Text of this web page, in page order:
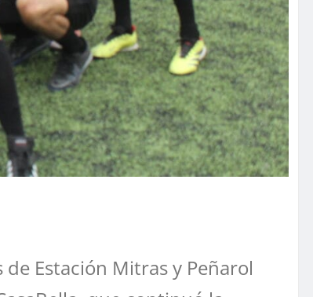
Estación Mitras y Peñarol